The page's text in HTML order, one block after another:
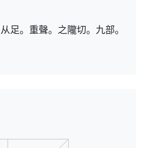
足。重聲。之隴切。九部。